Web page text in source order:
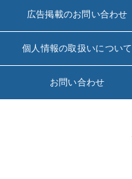
広告掲載のお問い合わせ
個人情報の取扱いについて
お問い合わせ